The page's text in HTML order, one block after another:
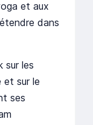
et aux
dans
sur les
sur le
ses